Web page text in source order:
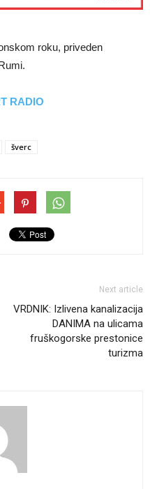
roku, priveden
RADIO
šverc
Next article
VRDNIK: Izlivena kanalizacija
DANIMA na ulicama
fruškogorske prestonice
turizma